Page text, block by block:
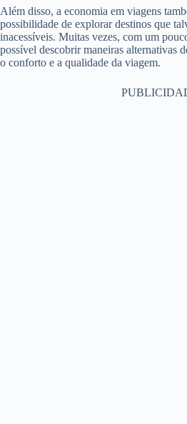
Além disso, a economia em viagens
possibilidade de explorar destinos que
inacessíveis. Muitas vezes, com um
possível descobrir maneiras alternativas
o conforto e a qualidade da viagem.